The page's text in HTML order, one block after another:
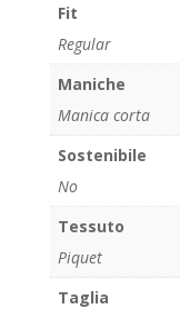
Fit
Regular
Maniche
Manica corta
Sostenibile
No
Tessuto
Piquet
Taglia